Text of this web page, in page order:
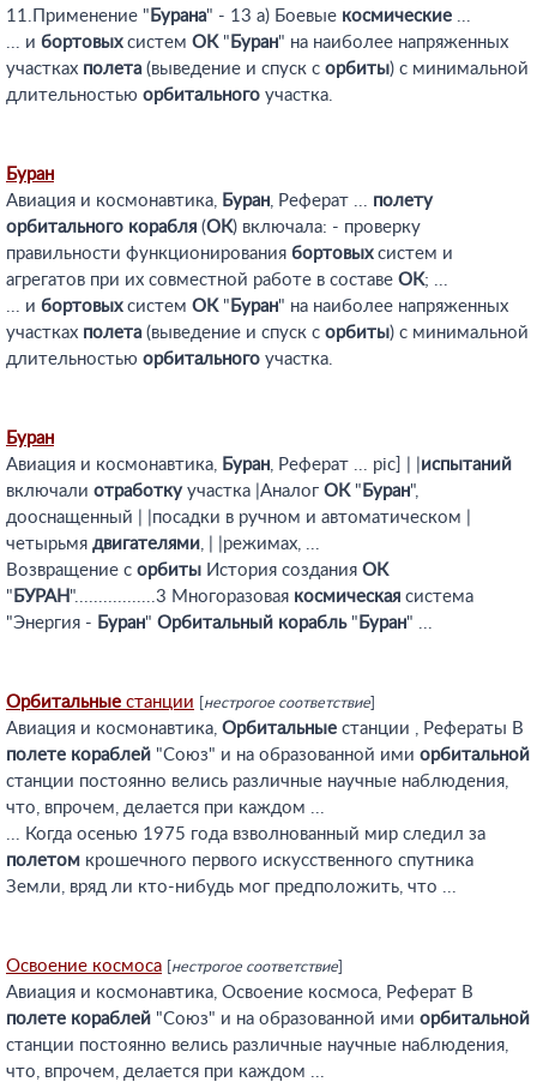
11.Применение " Бурана" - 13 а) Боевые космические ...
... и бортовыхсистем ОК" Буран" на наиболее напряженных
участках полета (выведение и спуск с орбиты) с минимальной
длительностью орбитального участка.
Буран
Авиация и космонавтика, Буран, Реферат ... полету
орбитального корабля (ОК) включала: - проверку
правильности функционирования бортовыхсистем и
агрегатов при их совместной работе в составе ОК; ...
... и бортовыхсистем ОК" Буран" на наиболее напряженных
участках полета (выведение и спуск с орбиты) с минимальной
длительностью орбитального участка.
Буран
Авиация и космонавтика, Буран, Реферат ... pic] | | испытаний
включали отработкуучастка |Аналог ОК" Буран",
дооснащенный | |посадки в ручном и автоматическом |
четырьмя двигателями, | |режимах, ...
Возвращение с орбиты История создания ОК
" БУРАН ".................3 Многоразовая космическая система
"Энергия - Буран" Орбитальный корабль" Буран" ...
Орбитальные станции нестрогое соответствие
Авиация и космонавтика, Орбитальные станции , Рефераты В
полете кораблей "Союз" и на образованной ими орбитальной
станции постоянно велись различные научные наблюдения,
что, впрочем, делается при каждом ...
... Когда осенью 1975 года взволнованный мир следил за
полетом крошечного первого искусственного спутника
Земли, вряд ли кто-нибудь мог предположить, что ...
Освоение космоса нестрогое соответствие
Авиация и космонавтика, Освоение космоса, Реферат В
полете кораблей "Союз" и на образованной ими орбитальной
станции постоянно велись различные научные наблюдения,
что, впрочем, делается при каждом ...